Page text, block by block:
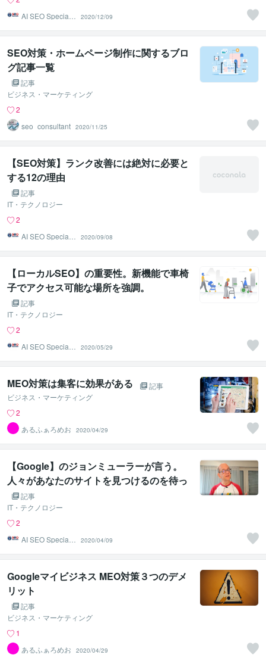
AI SEO Specialis
2020/12/09
SEO対策・ホームページ制作に関するブロ
グ記事一覧
記事
ビジネス・マーケティング
2
seo_consultant 2020/11/25
【SEO対策】ランク改善には絶対に必要と
する12の理由
記事
IT・テクノロジー
2
AI SEO Specialis
2020/09/08
【ローカルSEO】の重要性。新機能で車椅
子でアクセス可能な場所を強調。
記事
IT・テクノロジー
2
AI SEO Specialis
2020/05/29
MEO対策は集客に効果がある
記事
ビジネス・マーケティング
2
あるふぁろめお
2020/04/29
【Google】のジョンミューラーが言う。
人々があなたのサイトを見つけるのを待っ
てはいけません。
記事
IT・テクノロジー
2
AI SEO Specialis
2020/04/09
Googleマイビジネス MEO対策３つのデメ
リット
記事
ビジネス・マーケティング
1
あるふぁろめお
2020/04/29